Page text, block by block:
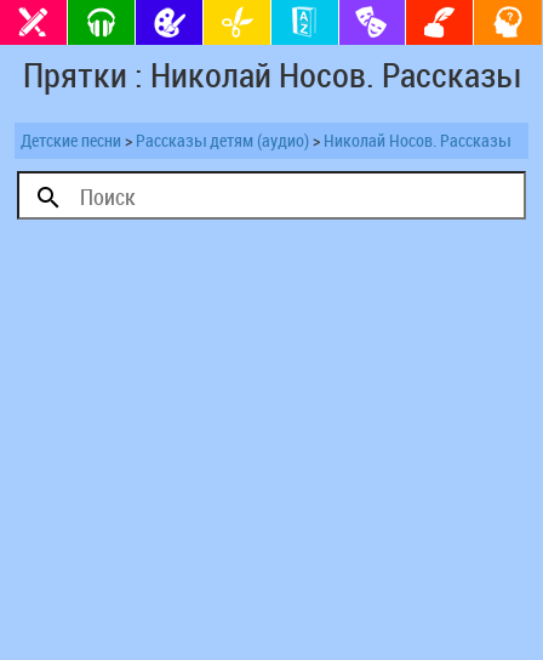
Прятки : Николай Носов. Рассказы
Детские песни > Рассказы детям (аудио)> Николай Носов. Рассказы